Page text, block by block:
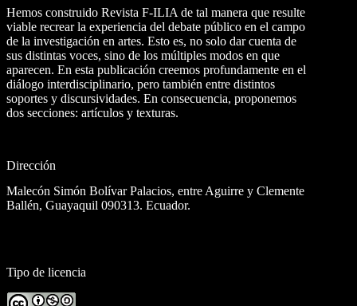
Hemos construido Revista F-ILIA de tal manera que resulte
viable recrear la experiencia del debate público en el campo
de la investigación en artes. Esto es, no solo dar cuenta de
sus distintas voces, sino de los múltiples modos en que
aparecen. En esta publicación creemos profundamente en el
diálogo interdisciplinario, pero también entre distintos
soportes y discursividades. En consecuencia, proponemos
dos secciones: artículos y texturas.
Dirección
Malecón Simón Bolívar Palacios, entre Aguirre y Clemente
Ballén, Guayaquil 090313. Ecuador.
Tipo de licencia